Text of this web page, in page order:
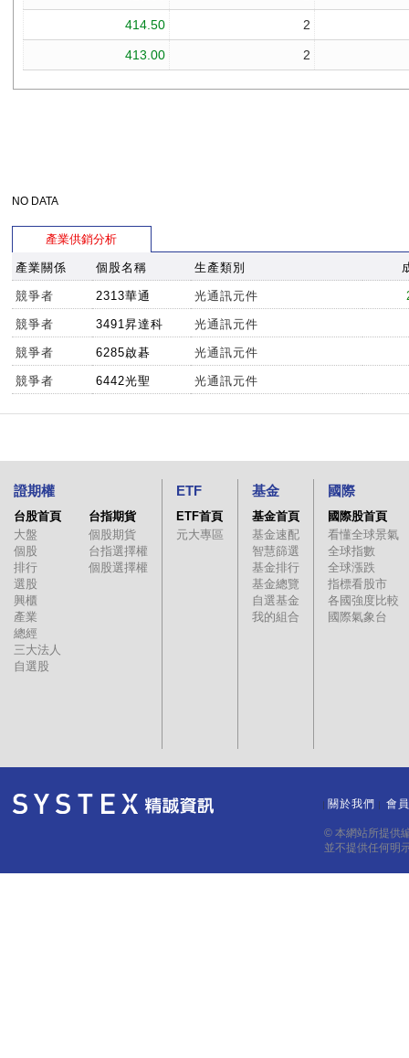
NO DATA
產業供銷分析
產業關係 個股名稱 生產類別
競爭者 2313華通 光通訊元件
競爭者 3491昇達科 光通訊元件
競爭者 6285啟碁 光通訊元件
競爭者 6442光聖 光通訊元件
證期權
台股首頁
大盤
個股
排行
選股
興櫃
產業
總經
三大法人
自選股
台指期貨
個股期貨
台指選擇權
個股選擇權
ETF
ETF首頁
元大專區
基金
基金首頁
基金速配
智慧篩選
基金排行
基金總覽
自選基金
我的組合
國際
國際股首頁
看懂全球景氣
全球指數
全球漲跌
指標看股市
各國強度比較
國際氣象台
關於我們 會
© 本網站所提供
並不提供任何明